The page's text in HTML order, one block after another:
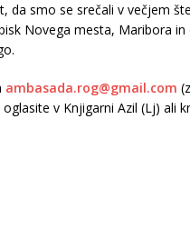
da smo se srečali v večjem
Novega mesta, Maribora
ambasada.rog@gmail.com
v Knjigarni Azil (Lj) ali